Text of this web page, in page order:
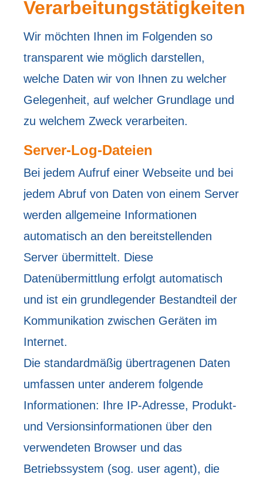
Verarbeitungstätigkeiten
Wir möchten Ihnen im Folgenden so
transparent wie möglich darstellen,
welche Daten wir von Ihnen zu welcher
Gelegenheit, auf welcher Grundlage und
zu welchem Zweck verarbeiten.
Server-Log-Dateien
Bei jedem Aufruf einer Webseite und bei
jedem Abruf von Daten von einem Server
werden allgemeine Informationen
automatisch an den bereitstellenden
Server übermittelt. Diese
Datenübermittlung erfolgt automatisch
und ist ein grundlegender Bestandteil der
Kommunikation zwischen Geräten im
Internet.
Die standardmäßig übertragenen Daten
umfassen unter anderem folgende
Informationen: Ihre IP-Adresse, Produkt-
und Versionsinformationen über den
verwendeten Browser und das
Betriebssystem (sog. user agent), die